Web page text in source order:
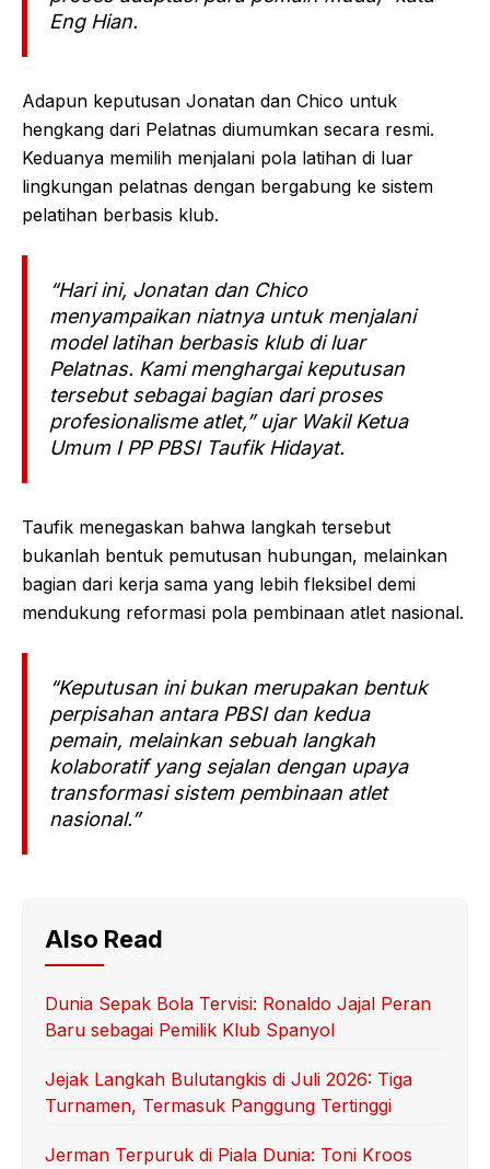
Eng Hian.
Adapun keputusan Jonatan dan Chico untuk
hengkang dari Pelatnas diumumkan secara resmi.
Keduanya memilih menjalani pola latihan di luar
lingkungan pelatnas dengan bergabung ke sistem
pelatihan berbasis klub.
“Hari ini, Jonatan dan Chico
menyampaikan niatnya untuk menjalani
model latihan berbasis klub di luar
Pelatnas. Kami menghargai keputusan
tersebut sebagai bagian dari proses
profesionalisme atlet,” ujar Wakil Ketua
Umum I PP PBSI Taufik Hidayat.
Taufik menegaskan bahwa langkah tersebut
bukanlah bentuk pemutusan hubungan, melainkan
bagian dari kerja sama yang lebih fleksibel demi
mendukung reformasi pola pembinaan atlet nasional.
“Keputusan ini bukan merupakan bentuk
perpisahan antara PBSI dan kedua
pemain, melainkan sebuah langkah
kolaboratif yang sejalan dengan upaya
transformasi sistem pembinaan atlet
nasional.”
Also Read
Dunia Sepak Bola Tervisi: Ronaldo Jajal Peran
Baru sebagai Pemilik Klub Spanyol
Jejak Langkah Bulutangkis di Juli 2026: Tiga
Turnamen, Termasuk Panggung Tertinggi
Jerman Terpuruk di Piala Dunia: Toni Kroos